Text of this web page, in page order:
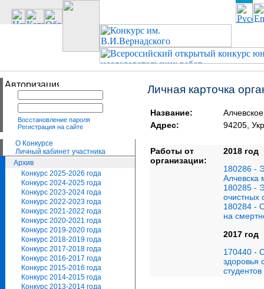
Восстановление пароля
Регистрация на сайте
О Конкурсе
Личный кабинет участника
Архив
Конкурс 2025-2026 года
Конкурс 2024-2025 года
Конкурс 2023-2024 года
Конкурс 2022-2023 года
Конкурс 2021-2022 года
Конкурс 2020-2021 года
Конкурс 2019-2020 года
Конкурс 2018-2019 года
Конкурс 2017-2018 года
Конкурс 2016-2017 года
Конкурс 2015-2016 года
Конкурс 2014-2015 года
Конкурс 2013-2014 года
Личная карточка
Название:
Адрес:
94205,
Работы от
организации:
2018 год
180286 -
Алчевска
180285 -
очистных
180284 -
на
2017 год
170440 -
здоровья